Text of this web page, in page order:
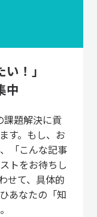
！」
中
題解決に貢
す。もし、お
「こんな記事
トをお待ちし
せて、具体的
あなたの「知